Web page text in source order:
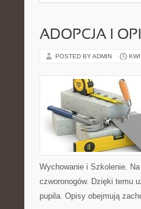
ADOPCJA I
POSTED BY ADMIN
Wychowanie i Szkolenie.
czworonogów. Dzięki temu
pupila. Opisy obejmują